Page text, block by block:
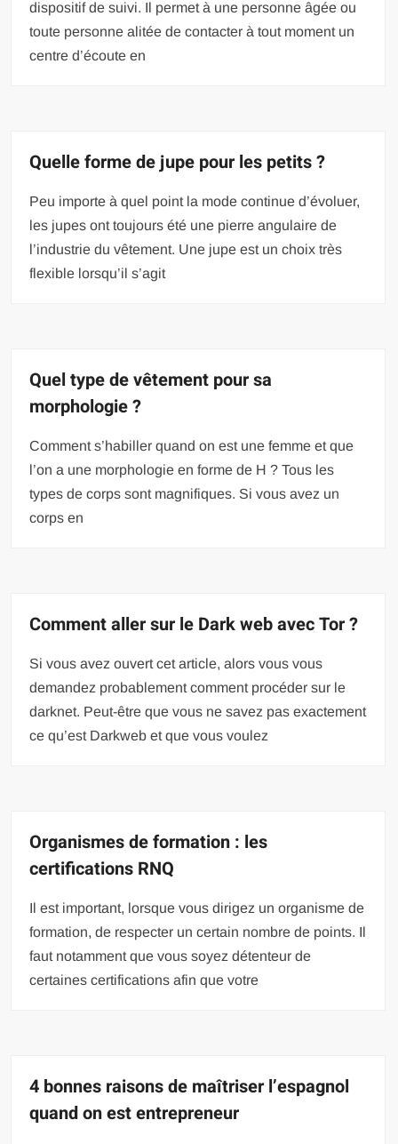
dispositif de suivi. Il permet à une personne âgée ou
toute personne alitée de contacter à tout moment un
centre d’écoute en
Quelle forme de jupe pour les petits ?
Peu importe à quel point la mode continue d’évoluer,
les jupes ont toujours été une pierre angulaire de
l’industrie du vêtement. Une jupe est un choix très
flexible lorsqu’il s’agit
Quel type de vêtement pour sa
morphologie ?
Comment s’habiller quand on est une femme et que
l’on a une morphologie en forme de H ? Tous les
types de corps sont magnifiques. Si vous avez un
corps en
Comment aller sur le Dark web avec Tor ?
Si vous avez ouvert cet article, alors vous vous
demandez probablement comment procéder sur le
darknet. Peut-être que vous ne savez pas exactement
ce qu’est Darkweb et que vous voulez
Organismes de formation : les
certifications RNQ
Il est important, lorsque vous dirigez un organisme de
formation, de respecter un certain nombre de points. Il
faut notamment que vous soyez détenteur de
certaines certifications afin que votre
4 bonnes raisons de maîtriser l’espagnol
quand on est entrepreneur